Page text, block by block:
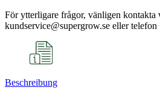
För ytterligare frågor, vänligen kontakta
kundservice@supergrow.se eller
Beschreibung